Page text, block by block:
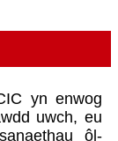
yn enwog
uwch, eu
ôl-